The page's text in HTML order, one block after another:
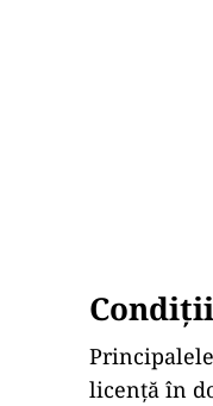
licență în